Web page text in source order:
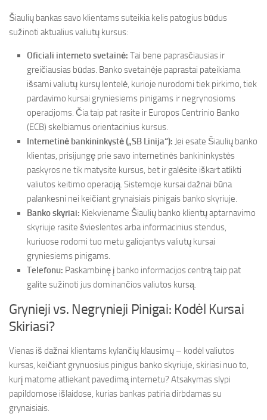
Šiaulių bankas savo klientams suteikia kelis patogius būdus
sužinoti aktualius valiutų kursus:
Oficiali interneto svetainė: Tai bene paprasčiausias ir
greičiausias būdas. Banko svetainėje paprastai pateikiama
išsami valiutų kursų lentelė, kurioje nurodomi tiek pirkimo, tiek
pardavimo kursai gryniesiems pinigams ir negrynosioms
operacijoms. Čia taip pat rasite ir Europos Centrinio Banko
(ECB) skelbiamus orientacinius kursus.
Internetinė bankininkystė („SB Linija“): Jei esate Šiaulių banko
klientas, prisijungę prie savo internetinės bankininkystės
paskyros ne tik matysite kursus, bet ir galėsite iškart atlikti
valiutos keitimo operaciją. Sistemoje kursai dažnai būna
palankesni nei keičiant grynaisiais pinigais banko skyriuje.
Banko skyriai: Kiekviename Šiaulių banko klientų aptarnavimo
skyriuje rasite švieslentes arba informacinius stendus,
kuriuose rodomi tuo metu galiojantys valiutų kursai
gryniesiems pinigams.
Telefonu: Paskambinę į banko informacijos centrą taip pat
galite sužinoti jus dominančios valiutos kursą.
Grynieji vs. Negrynieji Pinigai: Kodėl Kursai
Skiriasi?
Vienas iš dažnai klientams kylančių klausimų – kodėl valiutos
kursas, keičiant grynuosius pinigus banko skyriuje, skiriasi nuo to,
kurį matome atliekant pavedimą internetu? Atsakymas slypi
papildomose išlaidose, kurias bankas patiria dirbdamas su
grynaisiais.